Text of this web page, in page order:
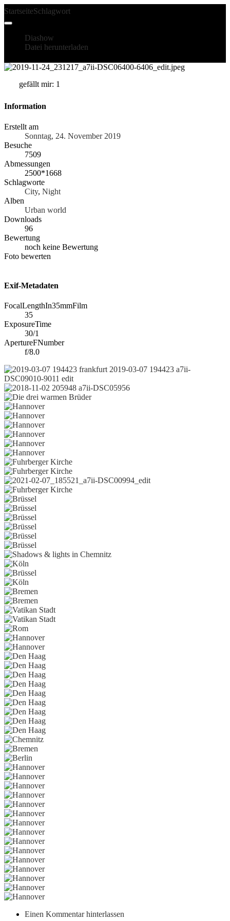
StartseiteSchlagwort
Diashow
Datei herunterladen
gefällt mir: 1
Information
Erstellt am
Sonntag, 24. November 2019
Besuche
7509
Abmessungen
2500*1668
Schlagworte
City, Night
Alben
Urban world
Downloads
96
Bewertung
noch keine Bewertung
Foto bewerten
Exif-Metadaten
FocalLengthIn35mmFilm
35
ExposureTime
30/1
ApertureFNumber
f/8.0
Einen Kommentar hinterlassen